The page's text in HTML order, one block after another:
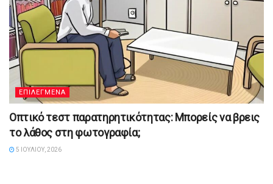
ΕΠΙΛΕΓΜΕΝΑ
Οπτικό τεστ παρατηρητικότητας: Μπορείς να βρεις
το λάθος στη φωτογραφία;
5 ΙΟΥΛΊΟΥ, 2026